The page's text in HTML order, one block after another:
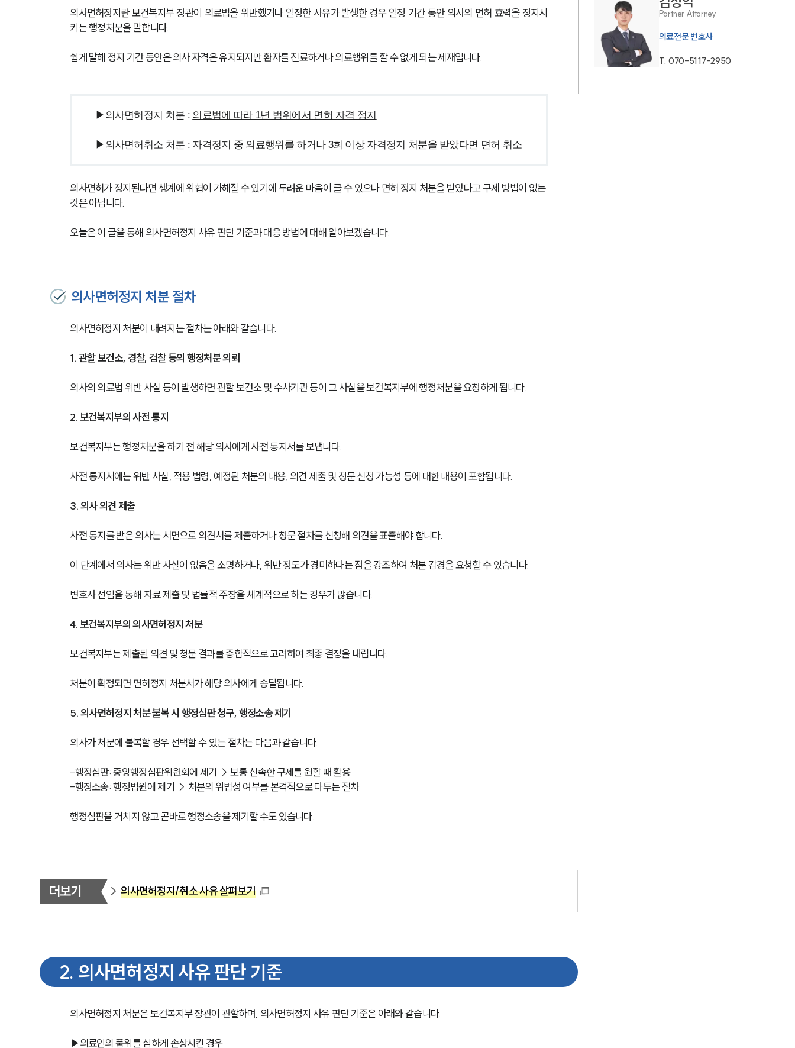
AI대륜
업무사례
의사면허정지란 보건복지부 장관이 의료법을 위반했거나 일정한 사유가 발생한 경우 일정 기간 동안 의사의 면허 효력을 정지시
키는 행정처분을 말합니다.
쉽게 말해 정지 기간 동안은 의사 자격은 유지되지만 환자를 진료하거나 의료행위를 할 수 없게 되는 제재입니다.
▶의사면허정지 처분 : 의료법에 따라 1년 범위에서 면허 자격 정지
▶의사면허취소 처분 : 자격정지 중 의료행위를 하거나 3회 이상 자격정지 처분을 받았다면 면허 취소
의사면허가 정지된다면 생계에 위협이 가해질 수 있기에 두려운 마음이 클 수 있으나 면허 정지 처분을 받았다고 구제 방법이 없는
것은 아닙니다.
오늘은 이 글을 통해 의사면허정지 사유 판단 기준과 대응 방법에 대해 알아보겠습니다.
의사면허정지 처분 절차
의사면허정지 처분이 내려지는 절차는 아래와 같습니다.
1. 관할 보건소, 경찰, 검찰 등의 행정처분 의뢰
의사의 의료법 위반 사실 등이 발생하면 관할 보건소 및 수사기관 등이 그 사실을 보건복지부에 행정처분을 요청하게 됩니다.
2. 보건복지부의 사전 통지
보건복지부는 행정처분을 하기 전 해당 의사에게 사전 통지서를 보냅니다.
사전 통지서에는 위반 사실, 적용 법령, 예정된 처분의 내용, 의견 제출 및 청문 신청 가능성 등에 대한 내용이 포함됩니다.
3. 의사 의견 제출
사전 통지를 받은 의사는 서면으로 의견서를 제출하거나 청문 절차를 신청해 의견을 표출해야 합니다.
이 단계에서 의사는 위반 사실이 없음을 소명하거나, 위반 정도가 경미하다는 점을 강조하여 처분 감경을 요청할 수 있습니다.
변호사 선임을 통해 자료 제출 및 법률적 주장을 체계적으로 하는 경우가 많습니다.
4. 보건복지부의 의사면허정지 처분
보건복지부는 제출된 의견 및 청문 결과를 종합적으로 고려하여 최종 결정을 내립니다.
처분이 확정되면 면허정지 처분서가 해당 의사에게 송달됩니다.
5. 의사면허정지 처분 불복 시 행정심판 청구, 행정소송 제기
의사가 처분에 불복할 경우 선택할 수 있는 절차는 다음과 같습니다.
-행정심판: 중앙행정심판위원회에 제기 → 보통 신속한 구제를 원할 때 활용
-행정소송: 행정법원에 제기 → 처분의 위법성 여부를 본격적으로 다투는 절차
행정심판을 거치지 않고 곧바로 행정소송을 제기할 수도 있습니다.
더보기 의사면허정지/취소 사유 살펴보기
2. 의사면허정지 사유 판단 기준
의사면허정지 처분은 보건복지부 장관이 관할하며, 의사면허정지 사유 판단 기준은 아래와 같습니다.
▶의료인의 품위를 심하게 손상시킨 경우
Partner Attorney
의료전문 변호사
T. 070-5117-2950